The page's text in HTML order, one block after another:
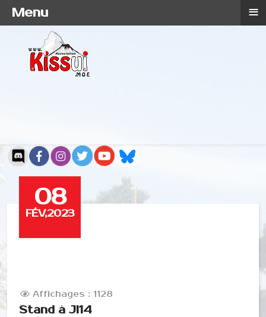
08
FÉV,2023
Affichages : 1128
Stand à JI14
Menu ≡